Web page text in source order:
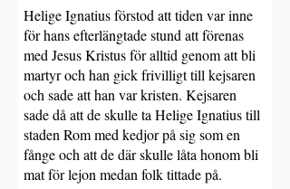
Helige Ignatius förstod att tiden var inne
för hans efterlängtade stund att förenas
med Jesus Kristus för alltid genom att bli
martyr och han gick frivilligt till kejsaren
och sade att han var kristen. Kejsaren
sade då att de skulle ta Helige Ignatius till
staden Rom med kedjor på sig som en
fånge och att de där skulle låta honom bli
mat för lejon medan folk tittade på.